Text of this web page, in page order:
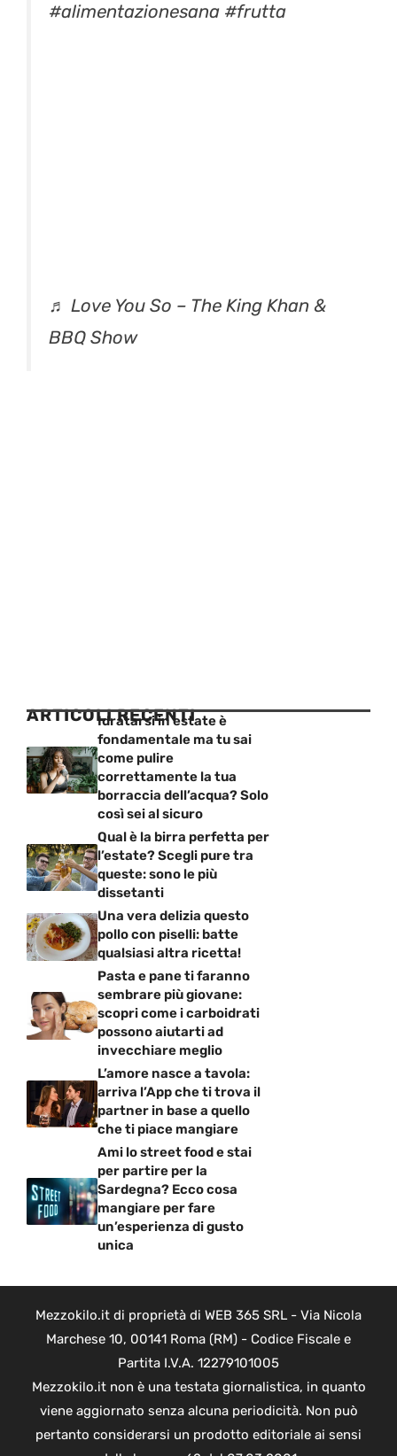
#alimentazionesana #frutta
♬ Love You So – The King Khan &
BBQ Show
ARTICOLI RECENTI
Idratarsi in estate è
fondamentale ma tu sai
come pulire
correttamente la tua
borraccia dell’acqua? Solo
così sei al sicuro
Qual è la birra perfetta per
l’estate? Scegli pure tra
queste: sono le più
dissetanti
Una vera delizia questo
pollo con piselli: batte
qualsiasi altra ricetta!
Pasta e pane ti faranno
sembrare più giovane:
scopri come i carboidrati
possono aiutarti ad
invecchiare meglio
L’amore nasce a tavola:
arriva l’App che ti trova il
partner in base a quello
che ti piace mangiare
Ami lo street food e stai
per partire per la
Sardegna? Ecco cosa
mangiare per fare
un’esperienza di gusto
unica
Mezzokilo.it di proprietà di WEB 365 SRL - Via Nicola
Marchese 10, 00141 Roma (RM) - Codice Fiscale e
Partita I.V.A. 12279101005
Mezzokilo.it non è una testata giornalistica, in quanto
viene aggiornato senza alcuna periodicità. Non può
pertanto considerarsi un prodotto editoriale ai sensi